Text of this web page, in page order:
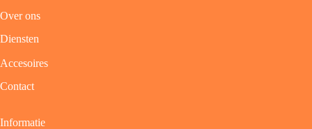
Over ons
Diensten
Accesoires
Contact
Informatie